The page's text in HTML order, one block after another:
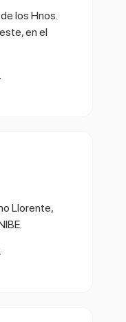
los Hnos.
en el
Llorente,